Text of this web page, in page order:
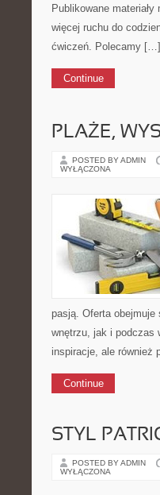
Publikowane
więcej ruchu do
ćwiczeń. Polecamy […]
Continue
PLAŻE,
POSTED BY ADMIN
WYŁĄCZONA
pasją. Oferta
wnętrzu, jak i podczas
inspiracje, ale również
Continue
STYL
POSTED BY ADMIN
WYŁĄCZONA